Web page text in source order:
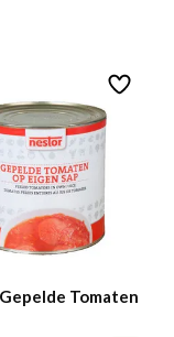
Tomaten